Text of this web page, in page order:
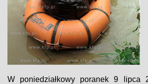
W poniedziałkowy poranek 9 lipca